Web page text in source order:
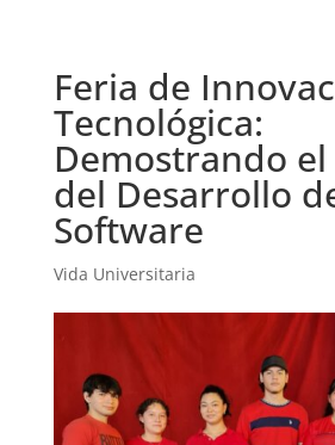
Feria de
Tecnológica:
Demostrando
del Desarrollo
Software
Vida Universitaria